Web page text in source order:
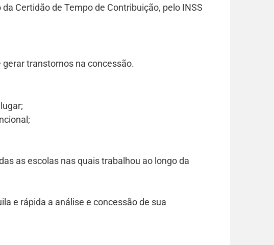
Certidão de Tempo de Contribuição, pelo INSS
transtornos na concessão.
as escolas nas quais trabalhou ao longo da
e rápida a análise e concessão de sua